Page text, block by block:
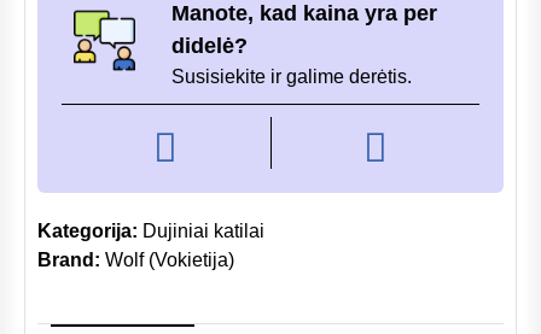
Manote, kad kaina yra per
didelė?
Susisiekite ir galime derėtis.
Kategorija: Dujiniai katilai
Brand: Wolf (Vokietija)